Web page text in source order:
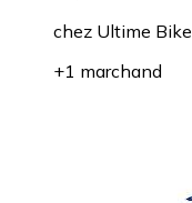
chez Ultime Bike
+1 marchand